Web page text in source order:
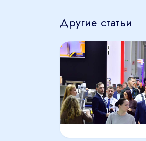
Другие статьи